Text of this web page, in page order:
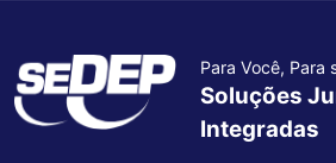
Para Você, Para
Soluções
Integradas